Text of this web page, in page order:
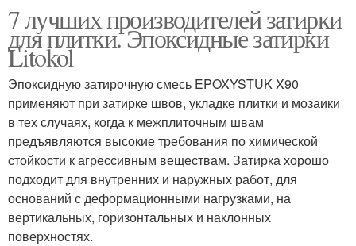
7 лучших производителей затирки
для плитки. Эпоксидные затирки
Litokol
Эпоксидную затирочную смесь EPOXYSTUK X90
применяют при затирке швов, укладке плитки и мозаики
в тех случаях, когда к межплиточным швам
предъявляются высокие требования по химической
стойкости к агрессивным веществам. Затирка хорошо
подходит для внутренних и наружных работ, для
оснований с деформационными нагрузками, на
вертикальных, горизонтальных и наклонных
поверхностях.